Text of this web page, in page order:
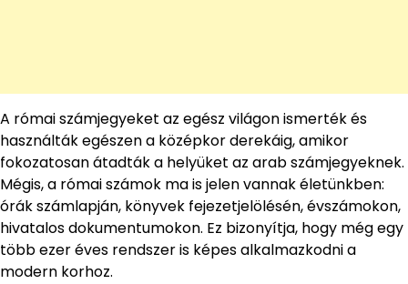
A római számjegyeket az egész világon ismerték és
használták egészen a középkor derekáig, amikor
fokozatosan átadták a helyüket az arab számjegyeknek.
Mégis, a római számok ma is jelen vannak életünkben:
órák számlapján, könyvek fejezetjelölésén, évszámokon,
hivatalos dokumentumokon. Ez bizonyítja, hogy még egy
több ezer éves rendszer is képes alkalmazkodni a
modern korhoz.